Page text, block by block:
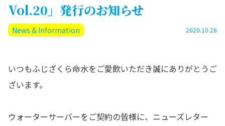
Vol.20」発行のお知らせ
News & Information 2020.10.28
いつもふじざくら命水をご愛飲いただき誠にありがとうご
ざいます。
ウォーターサーバーをご契約の皆様に、ニューズレター